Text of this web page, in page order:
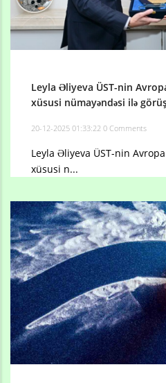
Leyla Əliyeva ÜST-nin
xüsusi nümayəndəsi ilə
20-12-2025 01:33:22 0 Comments
Leyla Əliyeva ÜST-nin
xüsusi n...